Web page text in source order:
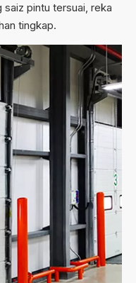
pintu tersuai, reka
tingkap.